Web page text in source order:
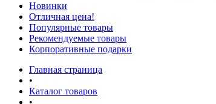
Новинки
Отличная цена!
Популярные товары
Рекомендуемые товары
Корпоративные подарки
Главная страница
•
Каталог товаров